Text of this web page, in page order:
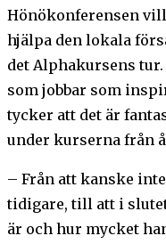
Hönökonferensen
hjälpa den lokala
det Alphakursens
som jobbar som
tycker att det är
under kurserna från
– Från att kanske
tidigare, till att i
är och hur mycket